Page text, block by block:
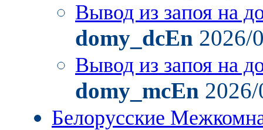
Вывод из запоя на
domy_dcEn 2026/
Вывод из запоя на
domy_mcEn
Белорусские